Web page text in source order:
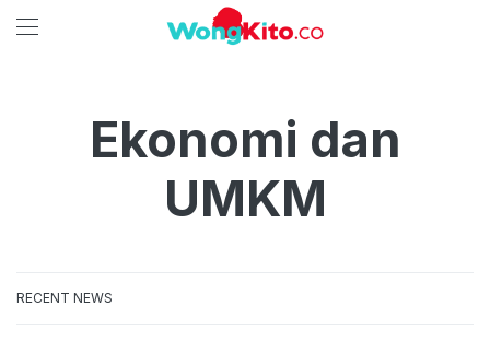
Ekonomi dan
UMKM
RECENT NEWS